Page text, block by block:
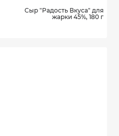
Сыр "Радость Вкуса" для
жарки 45%, 180 г